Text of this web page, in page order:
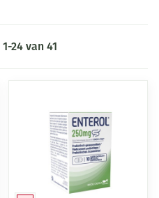
1-24 van 41